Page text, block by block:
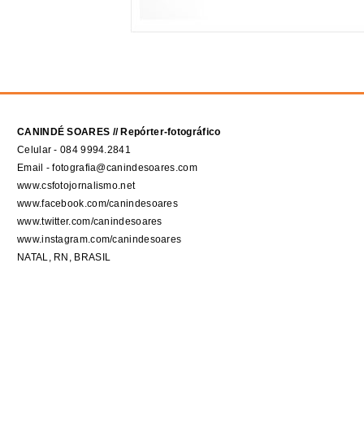
CANINDÉ SOARES // Repórter-fotográfico
Celular - 084 9994.2841
Email - fotografia@canindesoares.com
www.csfotojornalismo.net
www.facebook.com/canindesoares
www.twitter.com/canindesoares
www.instagram.com/canindesoares
NATAL, RN, BRASIL